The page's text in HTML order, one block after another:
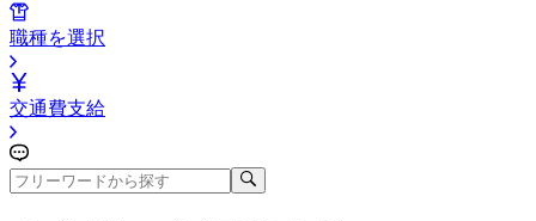
職種を選択
交通費支給